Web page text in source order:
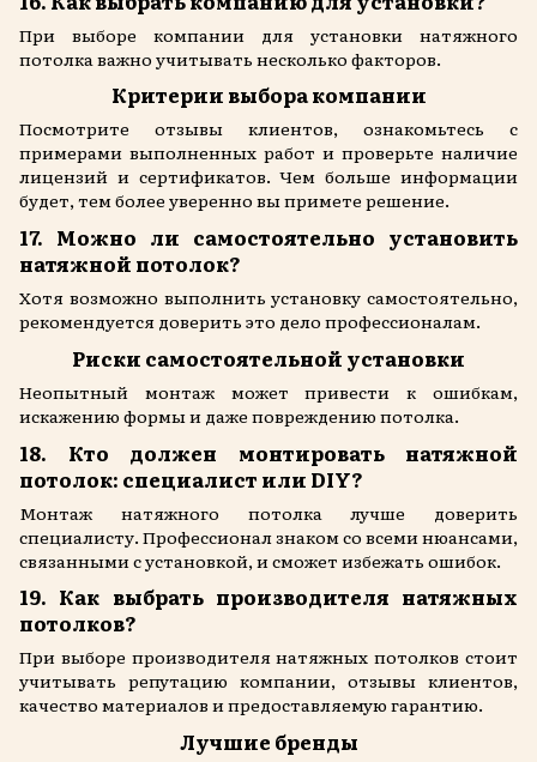
При выборе компании для установки натяжного
потолка важно учитывать несколько факторов.
Критерии выбора компании
Посмотрите отзывы клиентов, ознакомьтесь с
примерами выполненных работ и проверьте наличие
лицензий и сертификатов. Чем больше информации
будет, тем более уверенно вы примете решение.
17. Можно ли самостоятельно установить
натяжной потолок?
Хотя возможно выполнить установку самостоятельно,
рекомендуется доверить это дело профессионалам.
Риски самостоятельной установки
Неопытный монтаж может привести к ошибкам,
искажению формы и даже повреждению потолка.
18. Кто должен монтировать натяжной
потолок: специалист или DIY?
Монтаж натяжного потолка лучше доверить
специалисту. Профессионал знаком со всеми нюансами,
связанными с установкой, и сможет избежать ошибок.
19. Как выбрать производителя натяжных
потолков?
При выборе производителя натяжных потолков стоит
учитывать репутацию компании, отзывы клиентов,
качество материалов и предоставляемую гарантию.
Лучшие бренды